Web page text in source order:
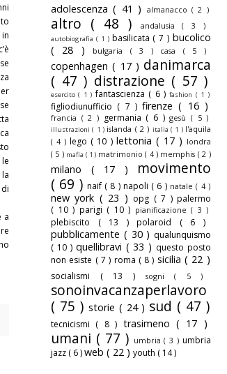
a
adolescenza( 41 ) almanacco ( 2 )
altro ( 48 ) andalusia( 3 )
autobiografia ( 1 ) basilicata ( 7 ) bucolico
( 28 )
bulgaria ( 3 ) casa ( 5 )
copenhagen( 17 ) danimarca
( 47 ) distrazione ( 57 )
esercito( 1 )fantascienza ( 6 )fashion ( 1 )
figliodiunufficio ( 7 ) firenze( 16 )
francia ( 2 ) germania ( 6 )gesù( 5 )
illustrazioni( 1 ) islanda ( 2 ) italia( 1 ) l'aquila
( 4 ) lego ( 10 ) lettonia ( 17 ) londra
( 5 ) mafia ( 1 ) matrimonio( 4 ) memphis ( 2 )
milano ( 17 )
movimento
( 69 ) naif ( 8 ) napoli ( 6 ) natale( 4 )
new york ( 23 ) opg ( 7 )palermo
( 10 ) parigi ( 10 ) pianificazione( 3 )
plebiscito ( 13 ) polaroid ( 6 )
pubblicamente ( 30 ) qualunquismo
( 10 ) quellibravi ( 33 ) questo posto
non esiste ( 7 ) roma ( 8 ) sicilia( 22 )
socialismi ( 13 ) sogni( 5 )
sonoinvacanzaperlavoro
( 75 ) storie ( 24 ) sud ( 47 )
tecnicismi ( 8 ) trasimeno ( 17 )
umani ( 77 ) umbria( 3 ) umbria
jazz ( 6 )web ( 22 ) youth ( 14 )